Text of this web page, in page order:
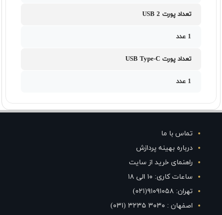
تعداد پورت USB 2
1 عدد
تعداد پورت USB Type-C
1 عدد
تماس با ما
درباره بهینه پردازش
راهنمای خرید از سایت
ساعات کاری: ۱۰ الی ۱۸
تهران: ۹۱۰۹۱۰۵۸(۰۲۱)
اصفهان : ۳۰۳۰ ۳۲۳۵ (۰۳۱)